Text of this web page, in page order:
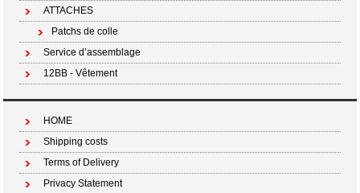
ATTACHES
Patchs de colle
Service d’assemblage
12BB - Vêtement
HOME
Shipping costs
Terms of Delivery
Privacy Statement